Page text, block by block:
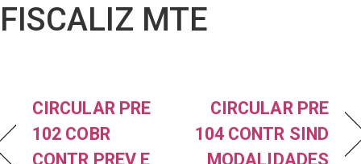
FISCALIZ MTE
CIRCULAR PRE
102 COBR
CONTR PREV E
CIRCULAR PRE
104 CONTR SIND
MODALIDADES